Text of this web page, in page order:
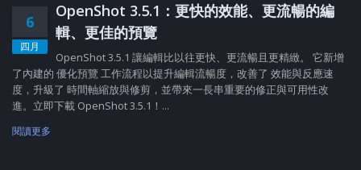
6
四月
OpenShot 3.5.1：更快的效能、更流暢的編
輯、更佳的預覽
OpenShot 3.5.1 讓編輯比以往更快、更流暢且更精緻。 它新增
了內建的 優化預覽 工作流程以提升編輯流暢度，改善了 效能與反應速
度，升級了 時間軸縮放與修剪，並帶來一長串重要的修正與可用性改
進。立即下載 OpenShot 3.5.1！...
閱讀更多